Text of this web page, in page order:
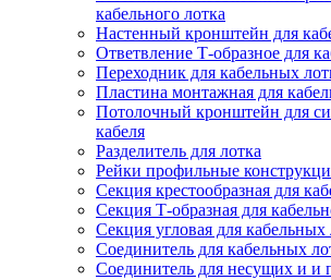
кабельного лотка
Настенный кронштейн для
Ответвление Т-образное для
Переходник для кабельных
Пластина монтажная для
Потолочный кронштейн для
кабеля
Разделитель для лотка
Рейки профильные
Секция крестообразная для
Секция Т-образная для
Секция угловая для кабельных
Соединитель для кабельных
Соединитель для несущих и и